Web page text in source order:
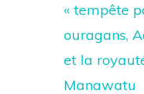
« tempête
ouragans,
et la
Manawatu